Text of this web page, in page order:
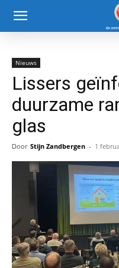
Nieuws
Lissers
duurzame
glas
Door Stijn Zandbergen - 1